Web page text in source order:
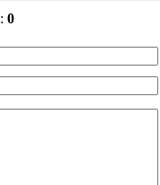
: 0